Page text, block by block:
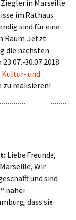
Ziegler in Marseille
im Rathaus
sind für eine
Raum. Jetzt
die nächsten
30.07.2018
Kultur- und
zu realisieren!
Liebe Freunde,
Wir
und sind
näher
dass sie